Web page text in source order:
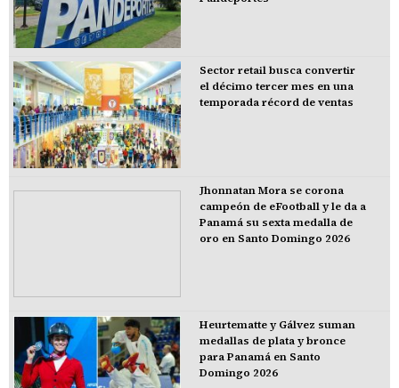
Sector retail busca convertir
el décimo tercer mes en una
temporada récord de ventas
Jhonnatan Mora se corona
campeón de eFootball y le da a
Panamá su sexta medalla de
oro en Santo Domingo 2026
Heurtematte y Gálvez suman
medallas de plata y bronce
para Panamá en Santo
Domingo 2026